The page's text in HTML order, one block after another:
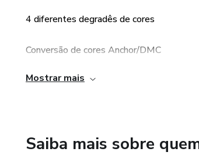
4 diferentes degradês de cores
Conversão de cores Anchor/DMC
Riscos com linhas guias
Mostrar mais
Saiba mais sobre